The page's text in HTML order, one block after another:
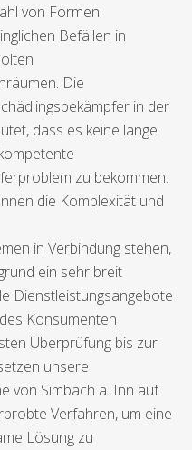
von Formen
Befällen in
Die
in der
dass es keine lange
zu bekommen.
die Komplexität und
in Verbindung stehen,
ein sehr breit
Dienstleistungsangebote
Konsumenten
Überprüfung bis zur
unsere
von Simbach a. Inn auf
Verfahren, um eine
Lösung zu